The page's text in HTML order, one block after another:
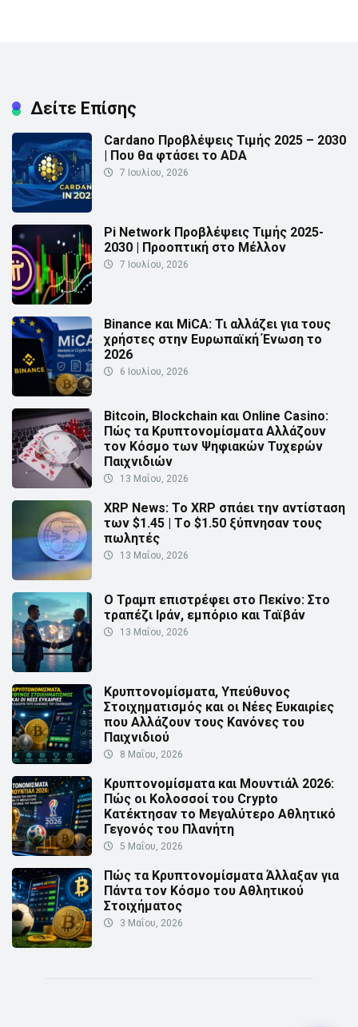
Δείτε Επίσης
Cardano Προβλέψεις Τιμής 2025 – 2030
| Που θα φτάσει το ADA
7 Ιουλίου, 2026
Pi Network Προβλέψεις Τιμής 2025-
2030 | Προοπτική στο Μέλλον
7 Ιουλίου, 2026
Binance και MiCA: Τι αλλάζει για τους
χρήστες στην Ευρωπαϊκή Ένωση το
2026
6 Ιουλίου, 2026
Bitcoin, Blockchain και Online Casino:
Πώς τα Κρυπτονομίσματα Αλλάζουν
τον Κόσμο των Ψηφιακών Τυχερών
Παιχνιδιών
13 Μαΐου, 2026
XRP News: Το XRP σπάει την αντίσταση
των $1.45 | Τo $1.50 ξύπνησαν τους
πωλητές
13 Μαΐου, 2026
Ο Τραμπ επιστρέφει στο Πεκίνο: Στο
τραπέζι Ιράν, εμπόριο και Ταϊβάν
13 Μαΐου, 2026
Κρυπτονομίσματα, Υπεύθυνος
Στοιχηματισμός και οι Νέες Ευκαιρίες
που Αλλάζουν τους Κανόνες του
Παιχνιδιού
8 Μαΐου, 2026
Κρυπτονομίσματα και Μουντιάλ 2026:
Πώς οι Κολοσσοί του Crypto
Κατέκτησαν το Μεγαλύτερο Αθλητικό
Γεγονός του Πλανήτη
5 Μαΐου, 2026
Πώς τα Κρυπτονομίσματα Άλλαξαν για
Πάντα τον Κόσμο του Αθλητικού
Στοιχήματος
3 Μαΐου, 2026